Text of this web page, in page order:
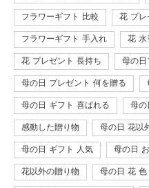
フラワーギフト 比較 花 プレ
フラワーギフト 手入れ 花 水
花 プレゼント 長持ち 母の日
母の日 プレゼント 何を贈る
母の日 ギフト 喜ばれる 母の
感動した贈り物 母の日 花以
母の日 ギフト 人気 母の日
花以外の贈り物 母の日 花 色